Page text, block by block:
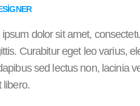
dolor sit amet,
Curabitur eget leo varius,
sed lectus non, lacinia
libero.